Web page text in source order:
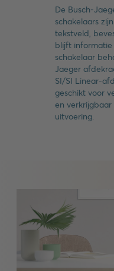
De Busch-
schakelaars
tekstveld,
blijft
schakelaar
Jaeger
SI/SI Linear-
geschikt voor
en
uitvoering.